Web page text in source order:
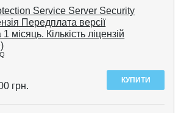
Service Server Security
Передплата версії
місяць. Кількість ліцензій
грн.